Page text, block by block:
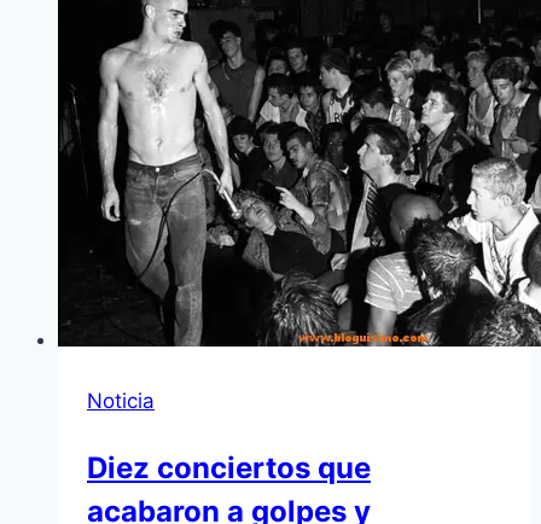
Noticia
Diez conciertos que
acabaron a golpes y